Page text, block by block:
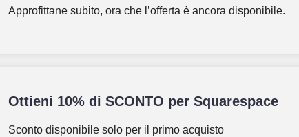
Approfittane subito, ora che l’offerta è ancora disponibile.
Ottieni 10% di SCONTO per Squarespace
Sconto disponibile solo per il primo acquisto